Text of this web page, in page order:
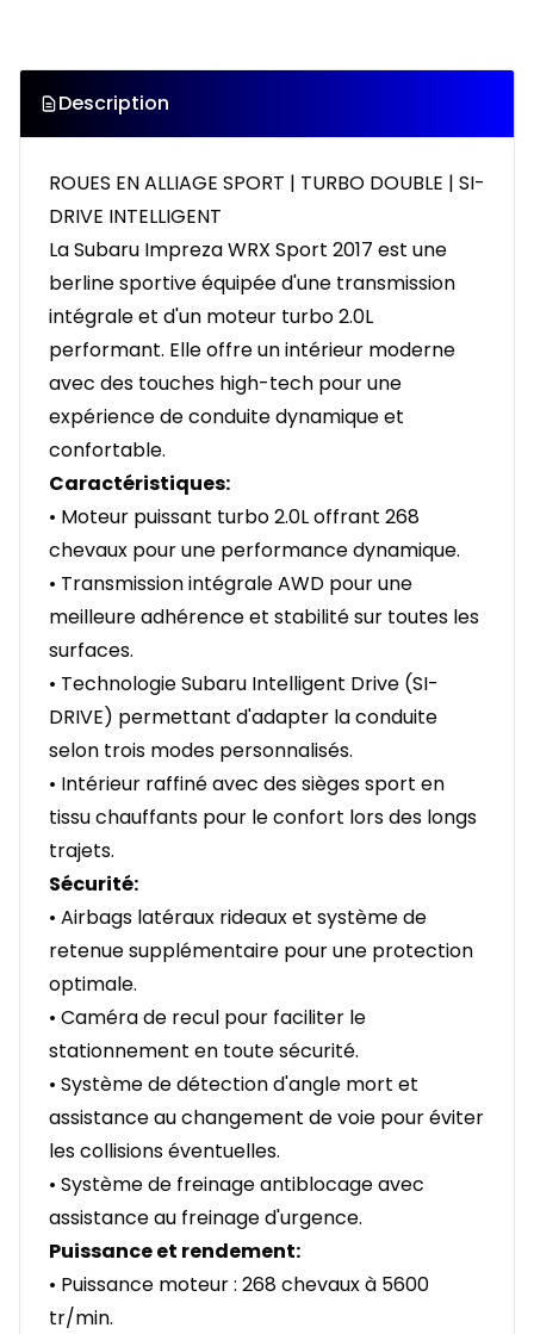
Description
ROUES EN ALLIAGE SPORT | TURBO DOUBLE | SI-
DRIVE INTELLIGENT
La Subaru Impreza WRX Sport 2017 est une
berline sportive équipée d'une transmission
intégrale et d'un moteur turbo 2.0L
performant. Elle offre un intérieur moderne
avec des touches high-tech pour une
expérience de conduite dynamique et
confortable.
Caractéristiques:
• Moteur puissant turbo 2.0L offrant 268
chevaux pour une performance dynamique.
• Transmission intégrale AWD pour une
meilleure adhérence et stabilité sur toutes les
surfaces.
• Technologie Subaru Intelligent Drive (SI-
DRIVE) permettant d'adapter la conduite
selon trois modes personnalisés.
• Intérieur raffiné avec des sièges sport en
tissu chauffants pour le confort lors des longs
trajets.
Sécurité:
• Airbags latéraux rideaux et système de
retenue supplémentaire pour une protection
optimale.
• Caméra de recul pour faciliter le
stationnement en toute sécurité.
• Système de détection d'angle mort et
assistance au changement de voie pour éviter
les collisions éventuelles.
• Système de freinage antiblocage avec
assistance au freinage d'urgence.
Puissance et rendement:
• Puissance moteur : 268 chevaux à 5600
tr/min.